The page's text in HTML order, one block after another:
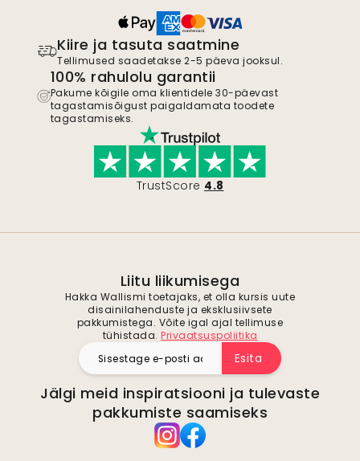
Kiire ja tasuta saatmine
Tellimused saadetakse 2-5 päeva jooksul.
100% rahulolu garantii
Pakume kõigile oma klientidele 30-päevast
tagastamisõigust paigaldamata toodete
tagastamiseks.
TrustScore 4.8
Liitu liikumisega
Hakka Wallismi toetajaks, et olla kursis uute
disainilahenduste ja eksklusiivsete
pakkumistega. Võite igal ajal tellimuse
tühistada. Privaatsuspoliitika
Esita
Jälgi meid inspiratsiooni ja tulevaste
pakkumiste saamiseks